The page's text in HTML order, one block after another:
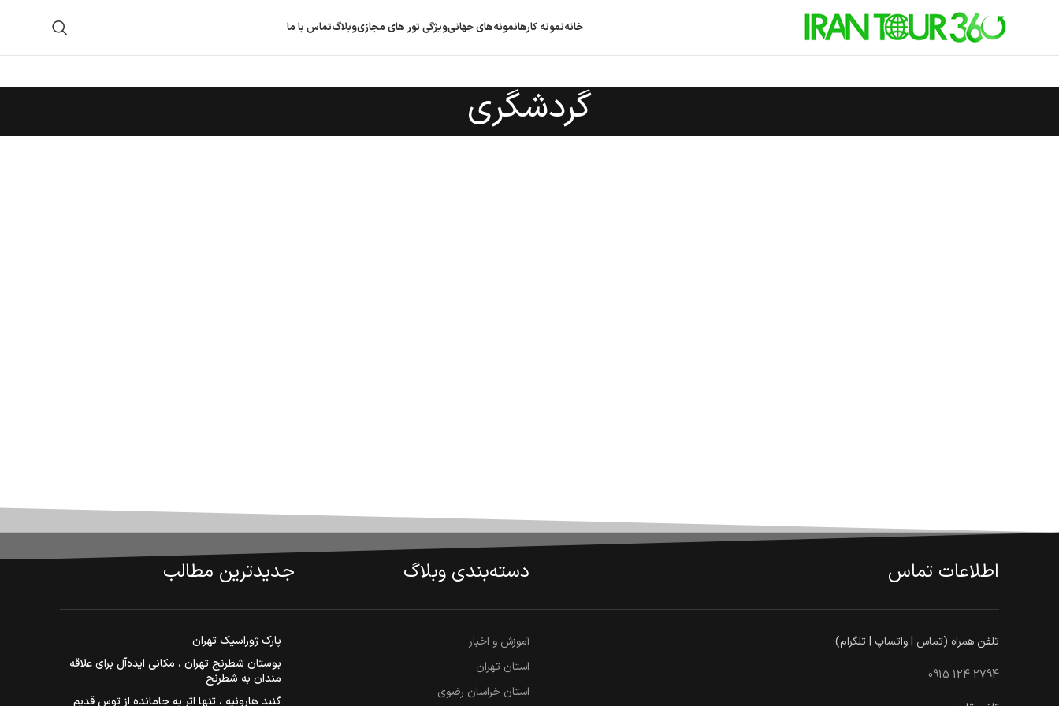
خانهنمونه کارهانمونه‌های جهانیویژگی‌ تور های مجازیوبلاگتماس با ما
گردشگری
اطلاعات تماس
تلفن همراه (تماس | واتساپ | تلگرام):
0915 124 2794
دسته‌بندی وبلاگ
آموزش و اخبار
استان تهران
استان خراسان رضوی
جدیدترین مطالب
پارک ژوراسیک تهران
بوستان شطرنج تهران ، مکانی ایده‌آل برای علاقه
مندان به شطرنج
گنبد هارونیه ، تنها اثر به جامانده از توس قدیم